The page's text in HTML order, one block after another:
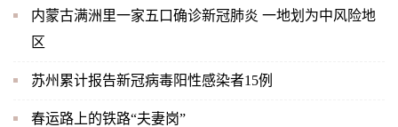
内蒙古满洲里一家五口确诊新冠肺炎 一地划为中风险地
区
苏州累计报告新冠病毒阳性感染者15例
春运路上的铁路“夫妻岗”